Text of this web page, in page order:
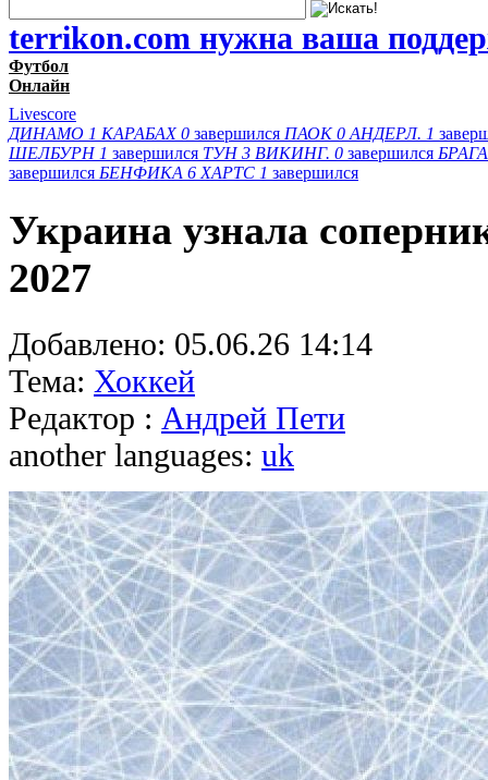
terrikon.com нужна ваша
Футбол
Онлайн
Livescore
ДИНАМО 1 КАРАБАХ 0 завершился ПАОК 0 АНДЕРЛ. 1
ШЕЛБУРН 1 завершился ТУН 3 ВИКИНГ. 0 завершился БРАГА
завершился БЕНФИКА 6 ХАРТС 1 завершился
Украина узнала
2027
Добавлено: 05.06.26 14:14
Тема: Хоккей
Редактор : Андрей Пети
another languages: uk